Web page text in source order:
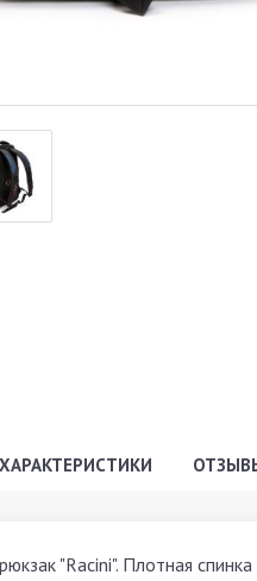
ХАРАКТЕРИСТИКИ
"Racini". Плотная